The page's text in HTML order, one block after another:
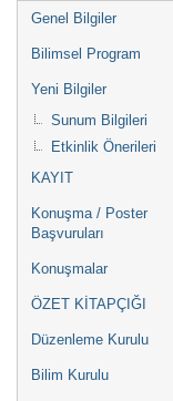
Event
menu
Genel Bilgiler
Bilimsel Program
Yeni Bilgiler
Sunum Bilgileri
Etkinlik Önerileri
KAYIT
Konuşma / Poster
Başvuruları
Konuşmalar
ÖZET KİTAPÇIĞI
Düzenleme Kurulu
Bilim Kurulu